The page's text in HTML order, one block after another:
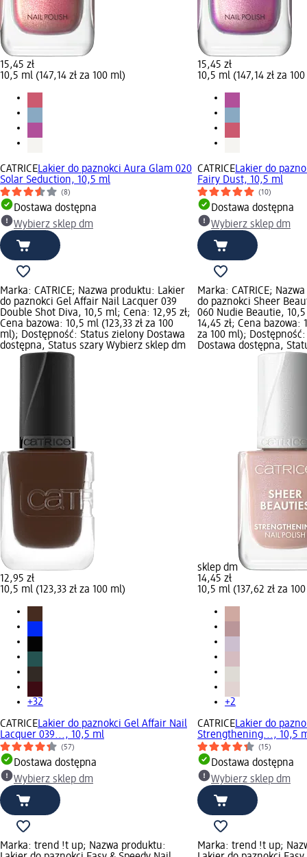
15,45 zł
10,5 ml (147,14 zł za 100 ml)
CATRICELakier do paznokci Aura Glam 020
Solar Seduction, 10,5 ml
(8)
Dostawa dostępna
Wybierz sklep dm
15,45 zł
10,5 ml (147,14 zł za
CATRICELakier do
Fairy Dust, 10,5 ml
(10)
Dostawa dostępna
Wybierz sklep dm
Marka: CATRICE; Nazwa produktu: Lakier
do paznokci Gel Affair Nail Lacquer 039
Double Shot Diva, 10,5 ml; Cena: 12,95 zł;
Cena bazowa: 10,5 ml (123,33 zł za 100
ml); Dostępność: Status zielony Dostawa
dostępna, Status szary Wybierz sklep dm
12,95 zł
10,5 ml (123,33 zł za 100 ml)
+32
CATRICELakier do paznokci Gel Affair Nail
Lacquer 039..., 10,5 ml
(57)
Dostawa dostępna
Wybierz sklep dm
Marka: CATRICE;
do paznokci Sheer
060 Nudie Beautie,
14,45 zł; Cena bazowa:
za 100 ml);
Dostawa dostępna,
sklep dm
14,45 zł
10,5 ml (137,62 zł za
+2
CATRICELakier do
Strengthening..., 10,5
(15)
Dostawa dostępna
Wybierz sklep dm
Marka: trend !t up; Nazwa produktu:
Marka: trend !t up;